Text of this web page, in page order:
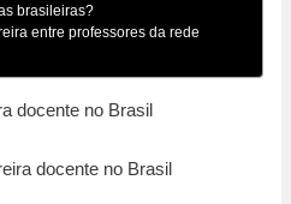
brasileiras?
entre professores da rede
docente no Brasil